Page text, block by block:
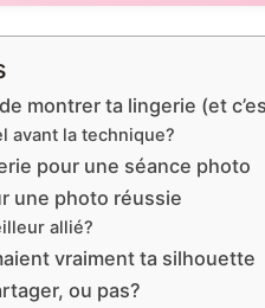
montrer ta lingerie (et
avant la technique?
pour une séance photo
une photo réussie
allié?
vraiment ta silhouette
ou pas?